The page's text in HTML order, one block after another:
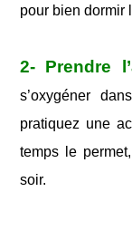
pour bien dormir
2- Prendre
s’oxygéner
pratiquez une
temps le
soir.